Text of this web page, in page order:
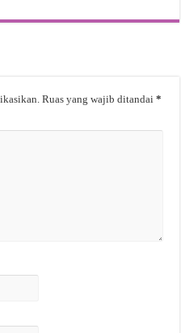
Ruas yang wajib ditandai*